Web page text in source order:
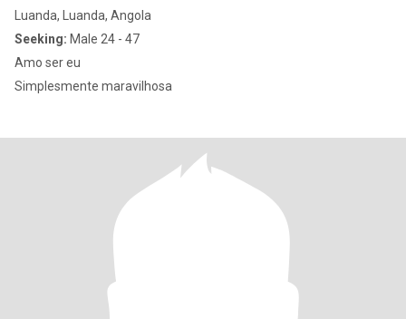
Luanda, Luanda, Angola
Seeking: Male 24 - 47
Amo ser eu
Simplesmente maravilhosa